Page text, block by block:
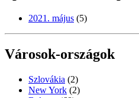
2021. május (5)
Városok-országok
Szlovákia (2)
New York (2)